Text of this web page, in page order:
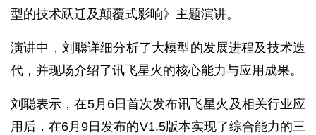
型的技术跃迁及颠覆式影响》主题演讲。
演讲中，刘聪详细分析了大模型的发展进程及技术迭
代，并现场介绍了讯飞星火的核心能力与应用成果。
刘聪表示，在5月6日首次发布讯飞星火及相关行业应
用后，在6月9日发布的V1.5版本实现了综合能力的三